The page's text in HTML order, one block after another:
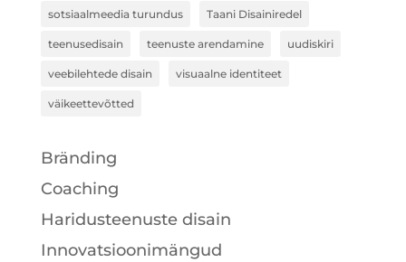
sotsiaalmeedia turundus Taani Disainiredel
teenusedisain teenuste arendamine uudiskiri
veebilehtede disain visuaalne identiteet
väikeettevõtted
Bränding
Coaching
Haridusteenuste disain
Innovatsioonimängud